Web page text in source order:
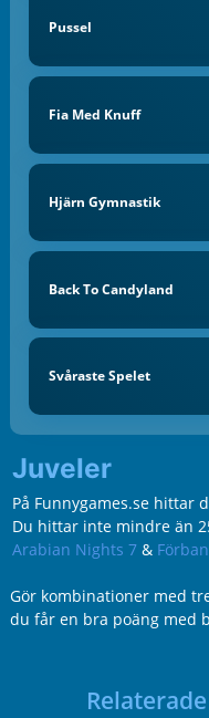
Pussel
Fia Med Knuff
Hjärn Gymnastik
Back To Candyland
Svåraste Spelet
Juveler
På Funnygames.se hittar
Du hittar inte mindre än
Arabian Nights 7&
Gör kombinationer med
du får en bra poäng med